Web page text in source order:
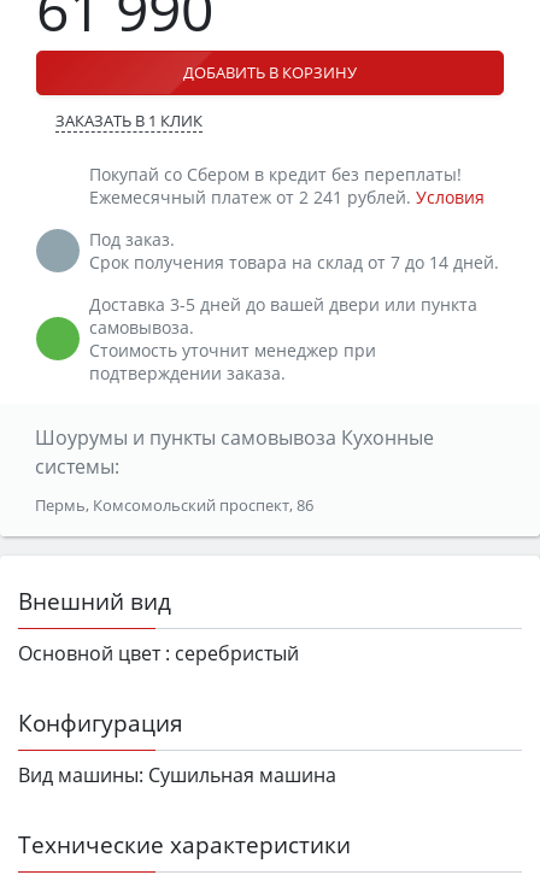
ДОБАВИТЬ В КОРЗИНУ
ЗАКАЗАТЬ В 1 КЛИК
Покупай со Сбером в кредит без переплаты!
Ежемесячный платеж от 2 241 рублей. Условия
Под заказ.
Срок получения товара на склад от 7 до 14 дней.
Доставка 3-5 дней до вашей двери или пункта
самовывоза.
Стоимость уточнит менеджер при
подтверждении заказа.
Шоурумы и пункты самовывоза Кухонные
системы:
Пермь, Комсомольский проспект, 86
Внешний вид
Основной цвет : серебристый
Конфигурация
Вид машины: Сушильная машина
Технические характеристики